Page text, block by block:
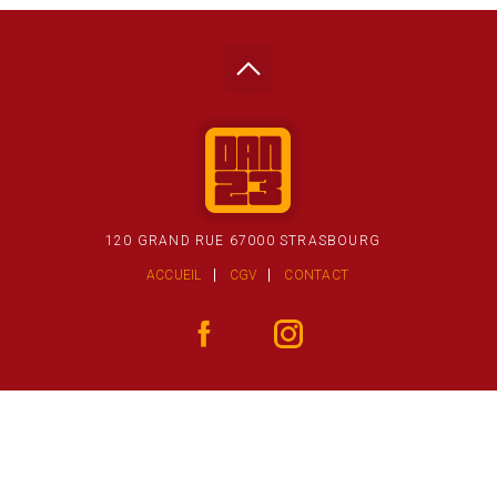
120 GRAND RUE 67000 STRASBOURG
ACCUEIL CGV CONTACT